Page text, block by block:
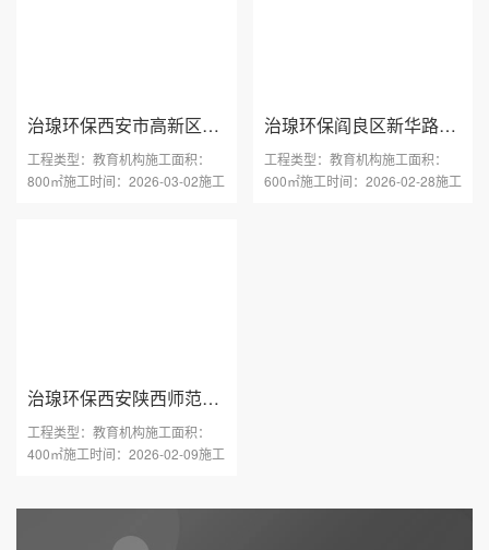
治瑔环保西安市高新区某小学甲醛检测
工程类型：教育机构施工面积：
800㎡施工时间：2026-03-02施工
治瑔环保阎良区新华路托育中心甲醛治理
工程类型：教育机构施工面积：
600㎡施工时间：2026-02-28施工
治瑔环保西安陕西师范大学公寓甲醛检测
工程类型：教育机构施工面积：
400㎡施工时间：2026-02-09施工